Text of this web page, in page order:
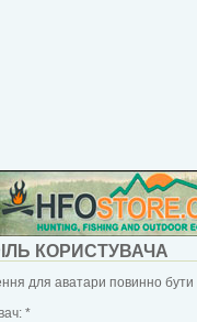
КОРИСТУВАЧА
для аватари повинно бути
*